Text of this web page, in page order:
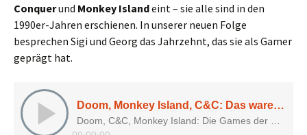
Conquerund Monkey Islandeint – sie alle sind in den
1990er-Jahren erschienen. In unserer neuen Folge
besprechen Sigi und Georg das Jahrzehnt, das sie als Gamer
geprägt hat.